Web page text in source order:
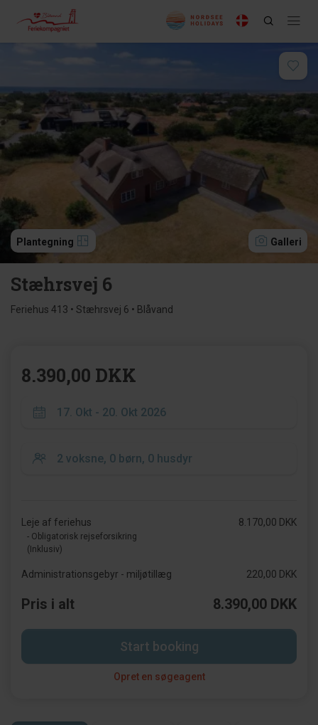
Plantegning Galleri
Stæhrsvej 6
Feriehus 413 • Stæhrsvej 6 • Blåvand
8.390,00 DKK
Leje af feriehus
- Obligatorisk rejseforsikring
(Inklusiv)
8.170,00 DKK
Administrationsgebyr - miljøtillæg 220,00 DKK
Pris i alt 8.390,00 DKK
Start booking
Opret en søgeagent